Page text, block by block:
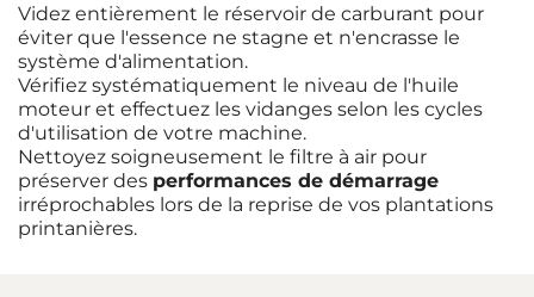
Videz entièrement le réservoir de carburant pour
éviter que l'essence ne stagne et n'encrasse le
système d'alimentation.
Vérifiez systématiquement le niveau de l'huile
moteur et effectuez les vidanges selon les cycles
d'utilisation de votre machine.
Nettoyez soigneusement le filtre à air pour
préserver des performances de démarrage
irréprochables lors de la reprise de vos plantations
printanières.